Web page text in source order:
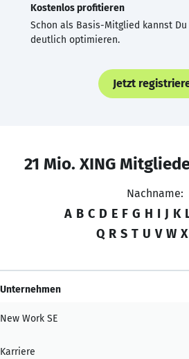
Kostenlos profitieren
Schon als Basis-Mitglied kannst Du
deutlich optimieren.
Jetzt
21 Mio. XING
Nachname:
A B C D E F G H I J K
Q R S T U V W X
Unternehmen
New Work SE
Karriere